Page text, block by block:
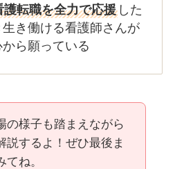
護転職を全力で応援した
き働ける看護師さんが
ら願っている
の様子も踏まえながら
説するよ！ぜひ最後ま
てね。